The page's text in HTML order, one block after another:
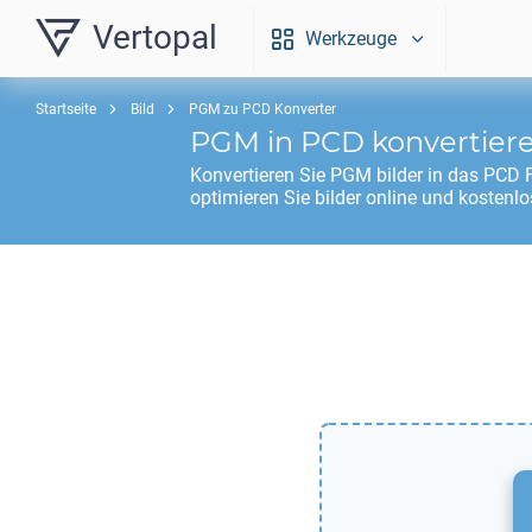
Vertopal Werkzeuge
Startseite Bild PGM zu PCD Konverter
PGM in PCD
Konvertieren Sie PGM bilder in das PCD
optimieren Sie bilder online und